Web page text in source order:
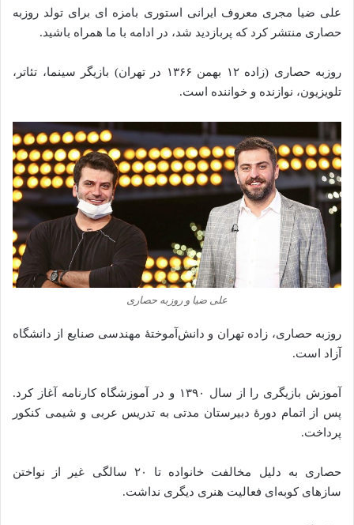
علی ضیا مجری معروف ایرانی استوری بامزه ای برای تولد روزبه
حصاری منتشر کرد که پربازدید شد، در ادامه با ما همراه باشید.
روزبه حصاری (زاده‌ ۱۲ بهمن ۱۳۶۶ در تهران) بازیگر سینما، تئاتر،
تلویزیون، نوازنده و خواننده‌ است.
علی ضیا و روزبه حصاری
روزبه حصاری، زاده تهران و دانش‌آموختهٔ مهندسی صنایع از دانشگاه
آزاد است.
آموزش بازیگری را از سال ۱۳۹۰ و در آموزشگاه کارنامه آغاز کرد.
پس از اتمام دورهٔ دبیرستان مدتی به تدریس عربی و شیمی کنکور
پرداخت.
حصاری به دلیل مخالفت خانواده تا ۲۰ سالگی غیر از نواختن
سازهای کوبه‌ای فعالیت هنری دیگری نداشت.